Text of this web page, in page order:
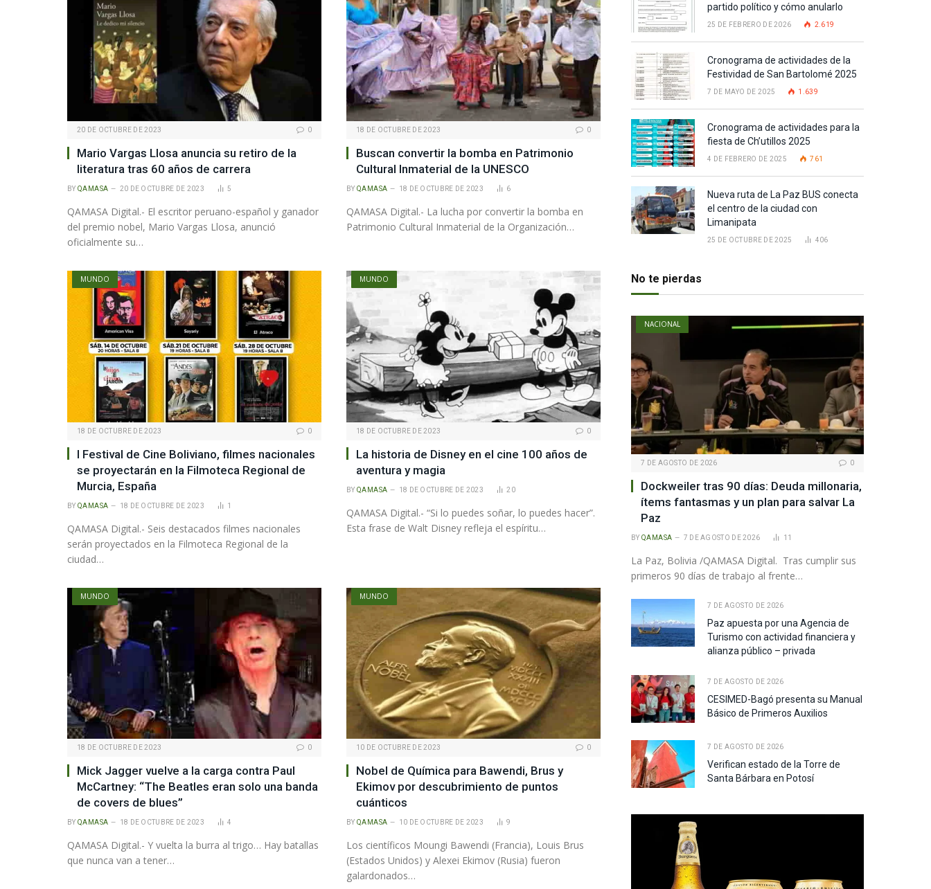
20 DE OCTUBRE DE 2023 0
Mario Vargas Llosa anuncia su retiro de la
literatura tras 60 años de carrera
BY QAMASA 20 DE OCTUBRE DE 2023 5
QAMASA Digital.- El escritor peruano-español y ganador
del premio nobel, Mario Vargas Llosa, anunció
oficialmente su…
18 DE OCTUBRE DE 2023 0
Buscan convertir la bomba en Patrimonio
Cultural Inmaterial de la UNESCO
BY QAMASA 18 DE OCTUBRE DE 2023 6
QAMASA Digital.- La lucha por convertir la bomba en
Patrimonio Cultural Inmaterial de la Organización…
MUNDO
18 DE OCTUBRE DE 2023 0
I Festival de Cine Boliviano, filmes nacionales
se proyectarán en la Filmoteca Regional de
Murcia, España
BY QAMASA 18 DE OCTUBRE DE 2023 1
QAMASA Digital.- Seis destacados filmes nacionales
serán proyectados en la Filmoteca Regional de la
ciudad…
MUNDO
18 DE OCTUBRE DE 2023 0
La historia de Disney en el cine 100 años de
aventura y magia
BY QAMASA 18 DE OCTUBRE DE 2023 20
QAMASA Digital.- “Si lo puedes soñar, lo puedes hacer”.
Esta frase de Walt Disney refleja el espíritu…
MUNDO
18 DE OCTUBRE DE 2023 0
Mick Jagger vuelve a la carga contra Paul
McCartney: “The Beatles eran solo una banda
de covers de blues”
BY QAMASA 18 DE OCTUBRE DE 2023 4
QAMASA Digital.- Y vuelta la burra al trigo… Hay batallas
que nunca van a tener…
MUNDO
10 DE OCTUBRE DE 2023 0
Nobel de Química para Bawendi, Brus y
Ekimov por descubrimiento de puntos
cuánticos
BY QAMASA 10 DE OCTUBRE DE 2023 9
Los científicos Moungi Bawendi (Francia), Louis Brus
(Estados Unidos) y Alexei Ekimov (Rusia) fueron
galardonados…
partido político y cómo anularlo
25 DE FEBRERO DE 2026 2.619
Cronograma de actividades de la
Festividad de San Bartolomé 2025
7 DE MAYO DE 2025 1.639
Cronograma de actividades para la
fiesta de Ch’utillos 2025
4 DE FEBRERO DE 2025 761
Nueva ruta de La Paz BUS conecta
el centro de la ciudad con
Limanipata
25 DE OCTUBRE DE 2025 406
No te pierdas
NACIONAL
7 DE AGOSTO DE 2026 0
Dockweiler tras 90 días: Deuda millonaria,
ítems fantasmas y un plan para salvar La
Paz
BY QAMASA 7 DE AGOSTO DE 2026 11
La Paz, Bolivia /QAMASA Digital. Tras cumplir sus
primeros 90 días de trabajo al frente…
7 DE AGOSTO DE 2026
Paz apuesta por una Agencia de
Turismo con actividad financiera y
alianza público – privada
7 DE AGOSTO DE 2026
CESIMED-Bagó presenta su Manual
Básico de Primeros Auxilios
7 DE AGOSTO DE 2026
Verifican estado de la Torre de
Santa Bárbara en Potosí